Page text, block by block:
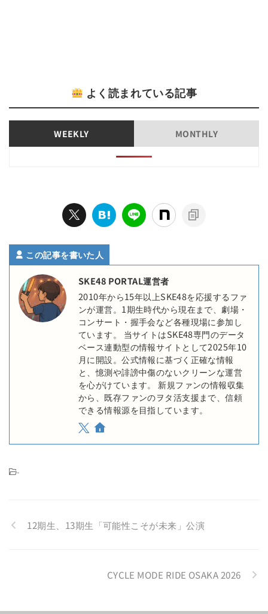
よく読まれている記事
WEEKLY MONTHLY
この記事を書いた人
SKE48 PORTAL運営者
2010年から15年以上SKE48を応援するファ
ンが運営。1期生時代から現在まで、劇場・
コンサート・握手会など各種現場に参加し
ています。 当サイトはSKE48専門のデータ
ベース連動型の情報サイトとして2025年10
月に開設。公式情報に基づく正確な情報
と、憶測や誹謗中傷のないクリーンな運営
を心がけています。 新規ファンの情報収集
から、既存ファンのヲタ活支援まで、信頼
できる情報源を目指しています。
-
12期生、13期生「可能性こそが未来」公演
CYCLE MODE RIDE OSAKA 2026